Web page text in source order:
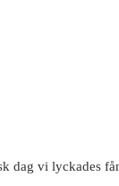
dag vi lyckades